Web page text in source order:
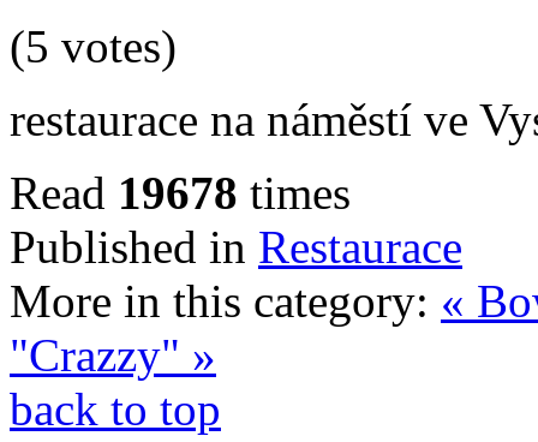
(5 votes)
restaurace na náměstí ve
Read 19678 times
Published in Restaurace
More in this category: «
"Crazzy" »
back to top